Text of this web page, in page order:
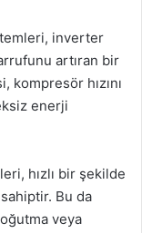
inverter
artıran bir
hızını
enerji
hızlı bir şekilde
Bu da
veya